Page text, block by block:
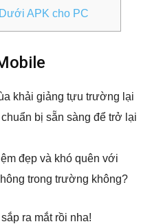
APK cho PC
khải giảng tựu trường lại
bị sẵn sàng để trở lại
đẹp và khó quên với
trong trường không?
sắp ra mắt rồi nha!